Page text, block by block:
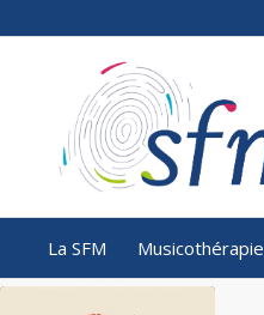
La SFM Musicothérapie